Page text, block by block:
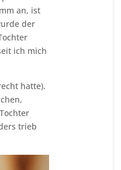
an, ist
der
ich mich
hatte).
trieb